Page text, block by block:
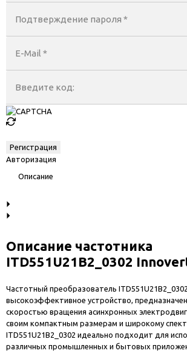
Подтверждение пароля *
E-Mail *
Введите код:
Авторизация
Описание
Описание частотника
ITD551U21B2_0302
Частотный преобразователь
высокоэффективное устройство,
скоростью вращения асинхронных
своим компактным размерам и широкому
ITD551U21B2_0302 идеально подходит для
различных промышленных и бытовых